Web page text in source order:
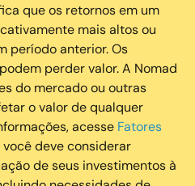
que os retornos em um
mais altos ou
período anterior. Os
perder valor. A Nomad
do mercado ou outras
o valor de qualquer
acesse Fatores
você deve considerar
de seus investimentos à